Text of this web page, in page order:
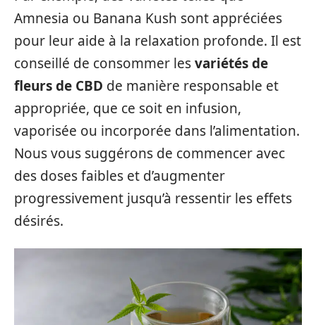
Amnesia ou Banana Kush sont appréciées
pour leur aide à la relaxation profonde. Il est
conseillé de consommer lesvariétés de
fleurs de CBD de manière responsable et
appropriée, que ce soit en infusion,
vaporisée ou incorporée dans l’alimentation.
Nous vous suggérons de commencer avec
des doses faibles et d’augmenter
progressivement jusqu’à ressentir les effets
désirés.